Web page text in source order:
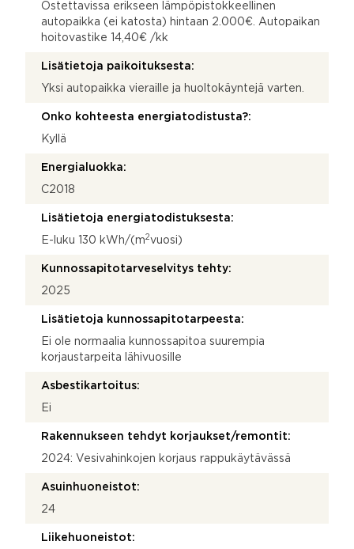
Ostettavissa erikseen lämpöpistokkeellinen
autopaikka (ei katosta) hintaan 2.000€. Autopaikan
hoitovastike 14,40€ /kk
Lisätietoja paikoituksesta:
Yksi autopaikka vieraille ja huoltokäyntejä varten.
Onko kohteesta energiatodistusta?:
Kyllä
Energialuokka:
C2018
Lisätietoja energiatodistuksesta:
E-luku 130 kWh/(m2vuosi)
Kunnossapitotarveselvitys tehty:
2025
Lisätietoja kunnossapitotarpeesta:
Ei ole normaalia kunnossapitoa suurempia
korjaustarpeita lähivuosille
Asbestikartoitus:
Ei
Rakennukseen tehdyt korjaukset/remontit:
2024: Vesivahinkojen korjaus rappukäytävässä
Asuinhuoneistot:
24
Liikehuoneistot: